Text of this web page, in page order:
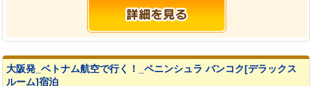
大阪発_ベトナム航空で行く！_ペニンシュラ バンコク[デラックス
ルーム]宿泊